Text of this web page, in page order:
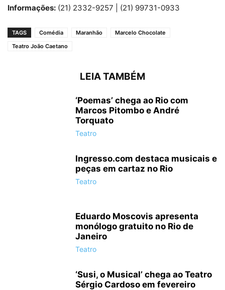
Informações: (21) 2332-9257 | (21) 99731-0933
TAGS Comédia Maranhão
Marcelo Chocolate
Teatro João Caetano
LEIA TAMBÉM
‘Poemas’ chega ao Rio com
Marcos Pitombo e André
Torquato
Teatro
Ingresso.com destaca musicais e
peças em cartaz no Rio
Teatro
Eduardo Moscovis apresenta
monólogo gratuito no Rio de
Janeiro
Teatro
‘Susi, o Musical’ chega ao Teatro
Sérgio Cardoso em fevereiro